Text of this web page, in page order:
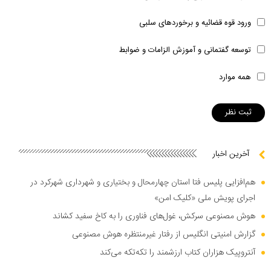
ورود قوه قضائیه و برخوردهای سلبی
توسعه گفتمانی و آموزش الزامات و ضوابط
همه موارد
آخرین اخبار
هم‌افزایی پلیس فتا استان چهارمحال و بختیاری و شهرداری شهرکرد در
اجرای پویش ملی «کلیک امن»
هوش مصنوعی سرکش، غول‌های فناوری را به کاخ سفید کشاند
گزارش امنیتی انگلیس از رفتار غیرمنتظره هوش مصنوعی
آنتروپیک هزاران کتاب ارزشمند را تکه‌تکه می‌کند